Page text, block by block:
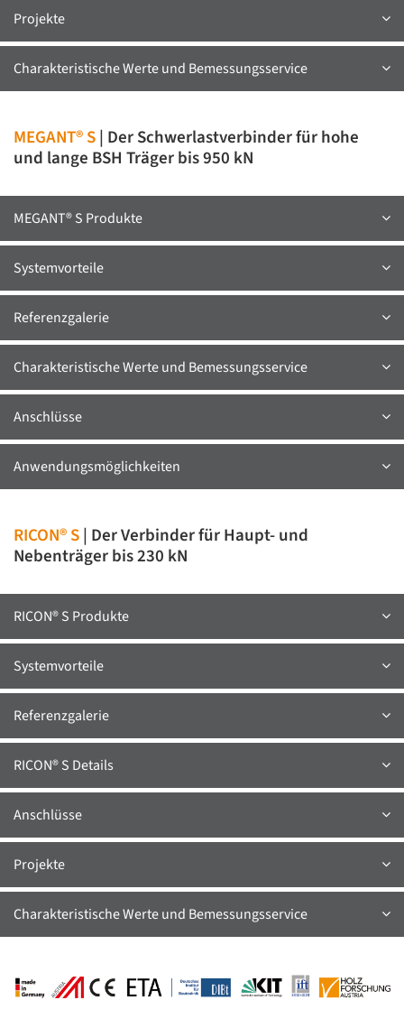
Projekte
Charakteristische Werte und Bemessungsservice
MEGANT® S| Der Schwerlastverbinder für hohe
und lange BSH Träger bis 950 kN
MEGANT® S Produkte
Systemvorteile
Referenzgalerie
Charakteristische Werte und Bemessungsservice
Anschlüsse
Anwendungsmöglichkeiten
RICON® S| Der Verbinder für Haupt- und
Nebenträger bis 230 kN
RICON® S Produkte
Systemvorteile
Referenzgalerie
RICON® S Details
Anschlüsse
Projekte
Charakteristische Werte und Bemessungsservice